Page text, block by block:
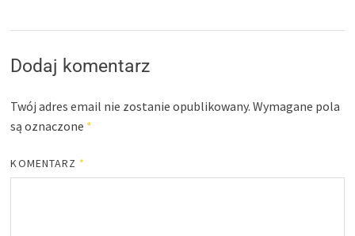
Dodaj komentarz
Twój adres email nie zostanie opublikowany. Wymagane pola
są oznaczone *
KOMENTARZ *